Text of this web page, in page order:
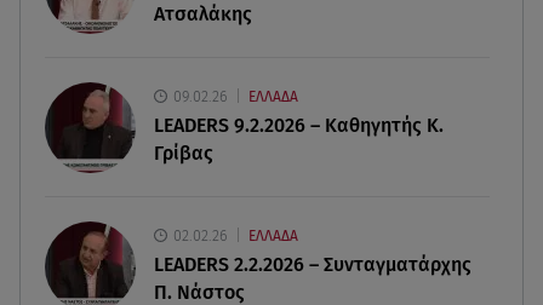
07.08.26 , 16:00
07.08.26 , 15:24
Ιωάννα Τούνη - Δημήτρης Σπυριδωνίδης: Η
07.08.26 , 15:21
Toyota C-HR: Δέκα χρόνια ξεχωριστής
καινοτομίας και επιτυχίας
Ατσαλάκης
09.02.26 ΕΛΛΑΔΑ
LEADERS 9.2.2026 – Καθηγητής Κ.
Γρίβας
02.02.26 ΕΛΛΑΔΑ
LEADERS 2.2.2026 – Συνταγματάρχης
Π. Νάστος